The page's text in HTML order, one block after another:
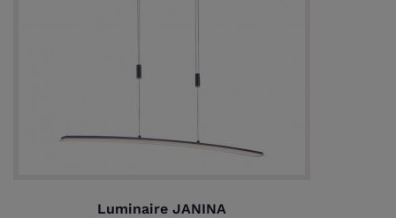
Luminaire JANINA